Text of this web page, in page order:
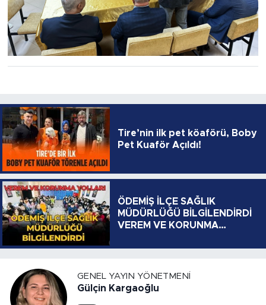
Tire’nin ilk pet köaförü, Boby
Pet Kuaför Açıldı!
ÖDEMİŞ İLÇE SAĞLIK
MÜDÜRLÜĞÜ BİLGİLENDİRDİ
VEREM VE KORUNMA
GENEL YAYIN YÖNETMENI
Gülçin Kargaoğlu